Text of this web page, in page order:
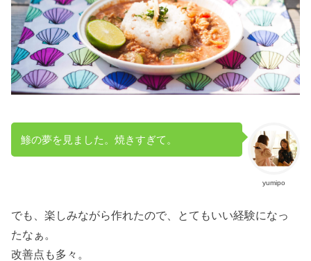
yumipo
鯵の夢を見ました。焼きすぎて。
でも、楽しみながら作れたので、とてもいい経験になっ
たなぁ。
改善点も多々。